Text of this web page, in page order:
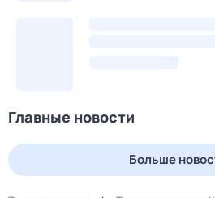
Главные новости
Больше